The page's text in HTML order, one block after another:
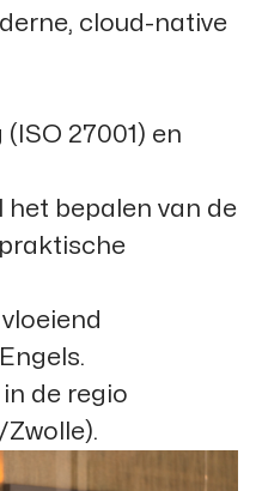
cloud-native
27001) en
het bepalen van de
de regio